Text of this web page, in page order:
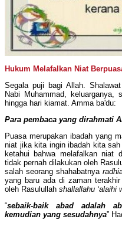
Hukum Melafalkan Niat
Segala puji bagi Allah.
Nabi Muhammad, keluarganya,
hingga hari kiamat. Amma ba'du:
Para pembaca yang dirahmati
Puasa merupakan ibadah yang
niat jika kita ingin ibadah kita sah
ketahui bahwa melafalkan niat
tidak pernah dilakukan oleh
salah seorang shahabatnya
yang baru ada di zaman
oleh Rasulullah shallallahu ‘alaihi
“sebaik-baik abad adalah
kemudian yang sesudahnya”